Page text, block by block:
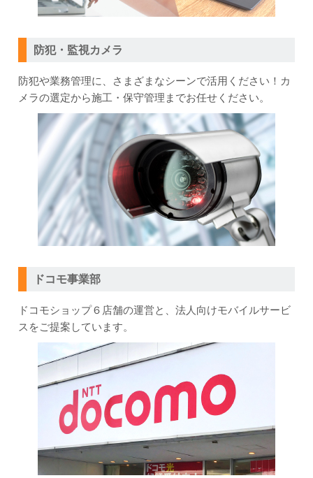
防犯・監視カメラ
防犯や業務管理に、さまざまなシーンで活用ください！カ
メラの選定から施工・保守管理までお任せください。
ドコモ事業部
ドコモショップ６店舗の運営と、法人向けモバイルサービ
スをご提案しています。